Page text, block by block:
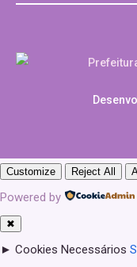
Customize Reject All
Powered by
✖
► Cookies Necessários